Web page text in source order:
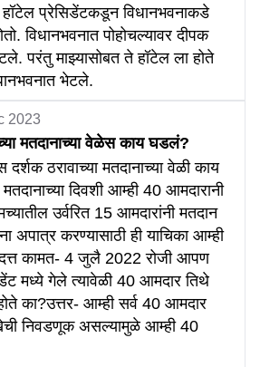
हॉटेल प्रेसिडेंटकडून विधानभवनाकडे
विधानभवनात पोहोचल्यावर दीपक
परंतु माझ्यासोबत ते हॉटेल ला होते
भेटले.
2023
मतदानाच्या वेळेस काय घडलं?
दर्शक ठरावाच्या मतदानाच्या वेळी काय
दिवशी आम्ही 40 आमदारानी
उर्वरित 15 आमदारांनी मतदान
अपात्र करण्यासाठी ही याचिका आम्ही
कामत- 4 जुलै 2022 रोजी आपण
मध्ये गेले त्यावेळी 40 आमदार तिथे
का?उत्तर- आम्ही सर्व 40 आमदार
निवडणूक असल्यामुळे आम्ही 40